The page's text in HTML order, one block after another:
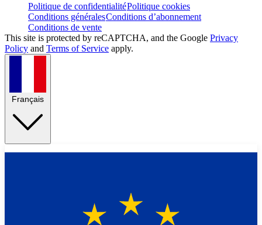
Politique de confidentialitéPolitique cookies
Conditions généralesConditions d’abonnement
Conditions de vente
This site is protected by reCAPTCHA, and the Google Privacy
Policy and Terms of Service apply.
Français